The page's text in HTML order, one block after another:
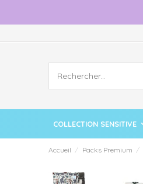
COLLECTION SENSITIVE
Accueil Packs Premium